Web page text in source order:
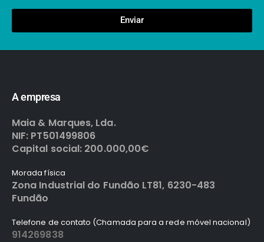
Enviar
A empresa
Maia & Marques, Lda.
NIF: PT501499806
Capital social: 200.000,00€
Morada física
Zona Industrial do Fundão LT81, 6230-483
Fundão
Telefone de contato (Chamada para a rede móvel nacional)
914269838